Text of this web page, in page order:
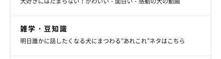
雑学・豆知識
明日誰かに話したくなる犬にまつわる”あれこれ”ネタはこちら